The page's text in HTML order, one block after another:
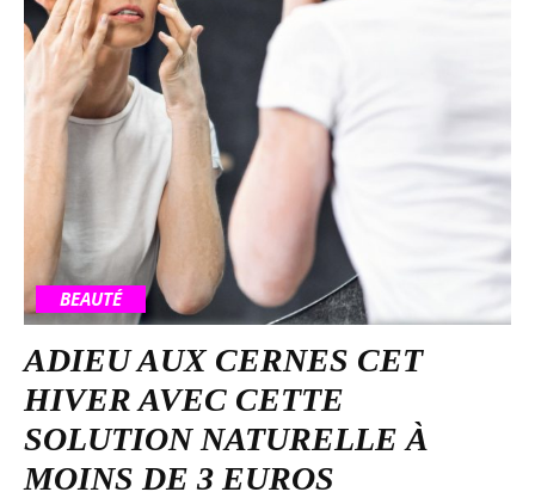
BEAUTÉ
ADIEU AUX CERNES CET
HIVER AVEC CETTE
SOLUTION NATURELLE À
MOINS DE 3 EUROS